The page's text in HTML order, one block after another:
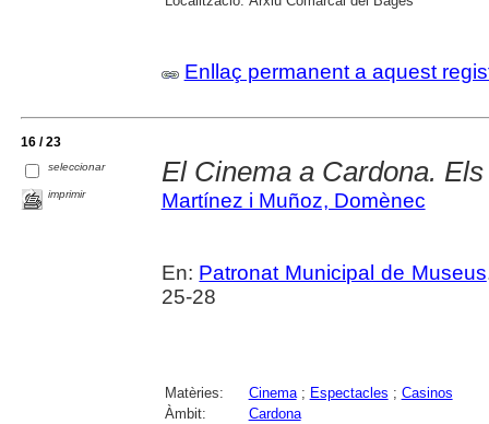
Enllaç permanent a aquest
16 / 23
seleccionar
imprimir
El Cinema a Cardona.
Martínez i Muñoz, Domènec
En: Patronat Municipal de Museus
25-28
Matèries: Cinema; Espectacles ; Casinos
Àmbit:
Cardona